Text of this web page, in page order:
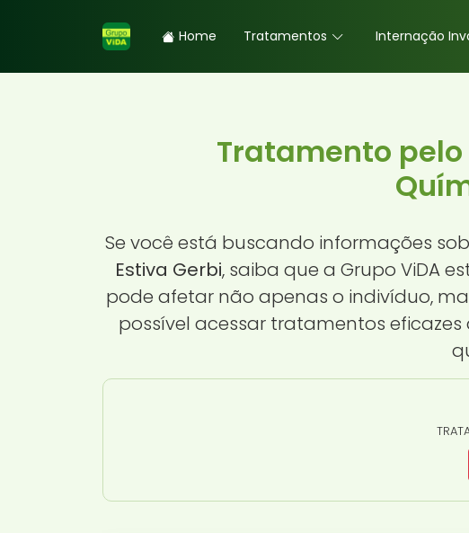
Home Tratamentos Internação
Tratamento
Se você está buscando informações
Estiva Gerbi, saiba que a Grupo ViDA
pode afetar não apenas o indivíduo,
possível acessar tratamentos